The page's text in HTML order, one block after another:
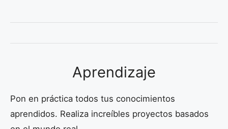
Aprendizaje
Pon en práctica todos tus conocimientos
aprendidos. Realiza increíbles proyectos basados